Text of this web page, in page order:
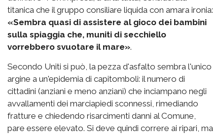
titanica che il gruppo consiliare liquida con amara ironia:
«Sembra quasi di assistere al gioco dei bambini
sulla spiaggia che, muniti di secchiello
vorrebbero svuotare il mare».
Secondo Uniti si può, la pezza d'asfalto sembra l'unico
argine a un'epidemia di capitomboli: il numero di
cittadini (anziani e meno anziani) che inciampano negli
avvallamenti dei marciapiedi sconnessi, rimediando
fratture e chiedendo risarcimenti danni al Comune,
pare essere elevato. Si deve quindi correre ai ripari, ma